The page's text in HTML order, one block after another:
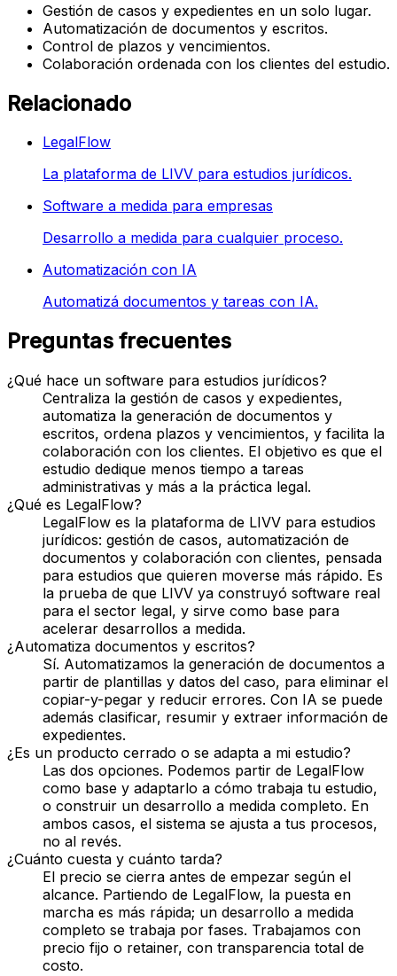
Gestión de casos y expedientes en un solo lugar.
Automatización de documentos y escritos.
Control de plazos y vencimientos.
Colaboración ordenada con los clientes del estudio.
Relacionado
LegalFlow
La plataforma de LIVV para estudios jurídicos.
Software a medida para empresas
Desarrollo a medida para cualquier proceso.
Automatización con IA
Automatizá documentos y tareas con IA.
Preguntas frecuentes
¿Qué hace un software para estudios jurídicos?
Centraliza la gestión de casos y expedientes,
automatiza la generación de documentos y
escritos, ordena plazos y vencimientos, y facilita la
colaboración con los clientes. El objetivo es que el
estudio dedique menos tiempo a tareas
administrativas y más a la práctica legal.
¿Qué es LegalFlow?
LegalFlow es la plataforma de LIVV para estudios
jurídicos: gestión de casos, automatización de
documentos y colaboración con clientes, pensada
para estudios que quieren moverse más rápido. Es
la prueba de que LIVV ya construyó software real
para el sector legal, y sirve como base para
acelerar desarrollos a medida.
¿Automatiza documentos y escritos?
Sí. Automatizamos la generación de documentos a
partir de plantillas y datos del caso, para eliminar el
copiar-y-pegar y reducir errores. Con IA se puede
además clasificar, resumir y extraer información de
expedientes.
¿Es un producto cerrado o se adapta a mi estudio?
Las dos opciones. Podemos partir de LegalFlow
como base y adaptarlo a cómo trabaja tu estudio,
o construir un desarrollo a medida completo. En
ambos casos, el sistema se ajusta a tus procesos,
no al revés.
¿Cuánto cuesta y cuánto tarda?
El precio se cierra antes de empezar según el
alcance. Partiendo de LegalFlow, la puesta en
marcha es más rápida; un desarrollo a medida
completo se trabaja por fases. Trabajamos con
precio fijo o retainer, con transparencia total de
costo.